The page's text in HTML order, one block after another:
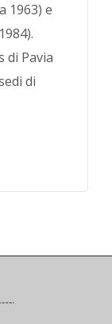
1963) e
di Pavia
di